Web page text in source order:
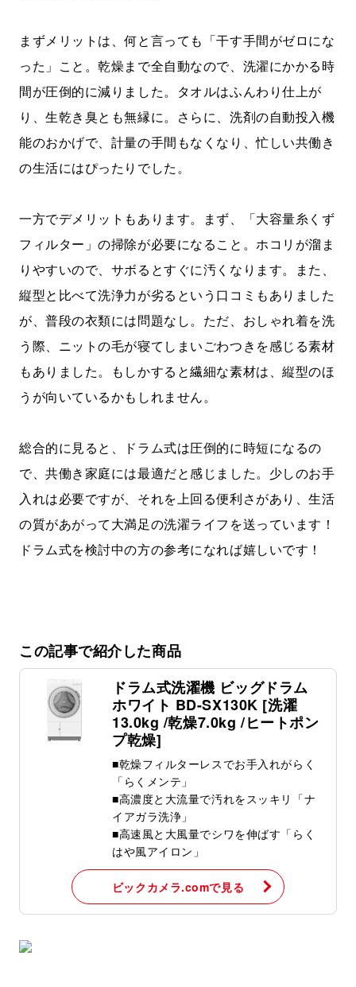
まずメリットは、何と言っても「干す手間がゼロにな
った」こと。乾燥まで全自動なので、洗濯にかかる時
間が圧倒的に減りました。タオルはふんわり仕上が
り、生乾き臭とも無縁に。さらに、洗剤の自動投入機
能のおかげで、計量の手間もなくなり、忙しい共働き
の生活にはぴったりでした。
一方でデメリットもあります。まず、「大容量糸くず
フィルター」の掃除が必要になること。ホコリが溜ま
りやすいので、サボるとすぐに汚くなります。また、
縦型と比べて洗浄力が劣るという口コミもありました
が、普段の衣類には問題なし。ただ、おしゃれ着を洗
う際、ニットの毛が寝てしまいごわつきを感じる素材
もありました。もしかすると繊細な素材は、縦型のほ
うが向いているかもしれません。
総合的に見ると、ドラム式は圧倒的に時短になるの
で、共働き家庭には最適だと感じました。少しのお手
入れは必要ですが、それを上回る便利さがあり、生活
の質があがって大満足の洗濯ライフを送っています！
ドラム式を検討中の方の参考になれば嬉しいです！
この記事で紹介した商品
ドラム式洗濯機 ビッグドラム
ホワイト BD-SX130K [洗濯
13.0kg /乾燥7.0kg /ヒートポン
プ乾燥]
■乾燥フィルターレスでお手入れがらく
「らくメンテ」
■高濃度と大流量で汚れをスッキリ「ナ
イアガラ洗浄」
■高速風と大風量でシワを伸ばす「らく
はや風アイロン」
ビックカメラ.comで見る